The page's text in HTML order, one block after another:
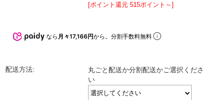
[ポイント還元 515ポイント～]
なら 月々17,166円から。分割手数料無料
配送方法:
丸ごと配送か分割配送かご選択くださ
い